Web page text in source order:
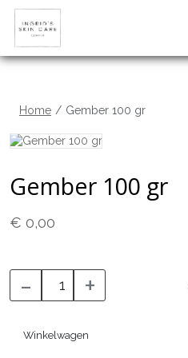
Home Gember 100 gr
Gember 100 gr
€ 0,00
- +
Winkelwagen